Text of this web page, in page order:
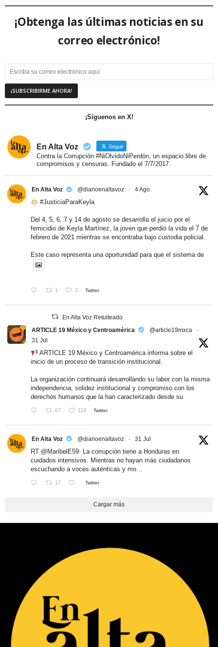
¡Obtenga las últimas noticias en su
correo electrónico!
¡Síguenos en X!
En Alta Voz Seguir
Contra la Corrupción #NiOlvidoNiPerdón, un espacio libre de
compromisos y censuras. Fundado el 7/7/2017.
En Alta Voz @diarioenaltavoz · 4 Ago
#JusticiaParaKeyla
Del 4, 5, 6, 7 y 14 de agosto se desarrolla el juicio por el
femicidio de Keyla Martínez, la joven que perdió la vida el 7 de
febrero de 2021 mientras se encontraba bajo custodia policial.
Este caso representa una oportunidad para que el sistema de
1 2 Twitter
En Alta Voz Retuiteado
ARTICLE 19 México y Centroamérica
@article19mxca
·
31 Jul
ARTICLE 19 México y Centroamérica informa sobre el
inicio de un proceso de transición institucional.
La organización continuará desarrollando su labor con la misma
independencia, solidez institucional y compromiso con los
derechos humanos que la han caracterizado desde su
67 116 Twitter
En Alta Voz @diarioenaltavoz · 31 Jul
RT @MaribelE59: La corrupción tiene a Honduras en
cuidados intensivos. Mientras no hayan más ciudadanos
escuchando a voces auténticas y mo…
17 Twitter
Cargar más